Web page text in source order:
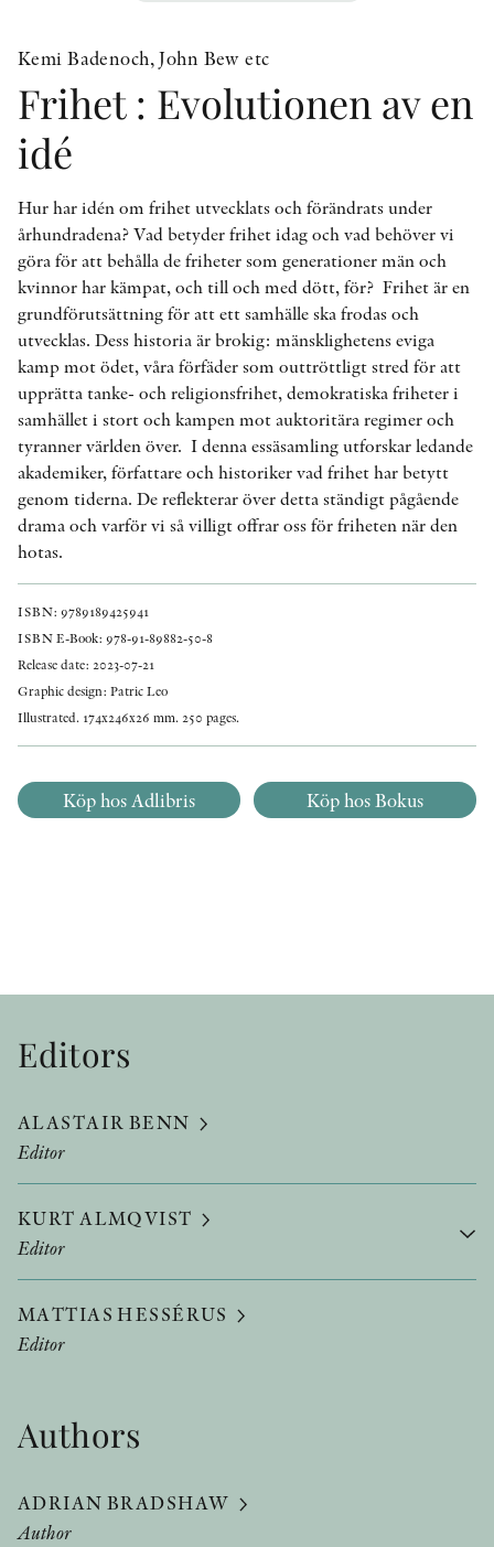
Kemi Badenoch, John Bew etc
Frihet : Evolutionen av en
idé
Hur har idén om frihet utvecklats och förändrats under
århundradena? Vad betyder frihet idag och vad behöver vi
göra för att behålla de friheter som generationer män och
kvinnor har kämpat, och till och med dött, för? Frihet är en
grundförutsättning för att ett samhälle ska frodas och
utvecklas. Dess historia är brokig: mänsklighetens eviga
kamp mot ödet, våra förfäder som outtröttligt stred för att
upprätta tanke- och religionsfrihet, demokratiska friheter i
samhället i stort och kampen mot auktoritära regimer och
tyranner världen över. I denna essäsamling utforskar ledande
akademiker, författare och historiker vad frihet har betytt
genom tiderna. De reflekterar över detta ständigt pågående
drama och varför vi så villigt offrar oss för friheten när den
hotas.
ISBN: 9789189425941
ISBN E-Book: 978-91-89882-50-8
Release date: 2023-07-21
Graphic design: Patric Leo
Illustrated. 174x246x26 mm. 250 pages.
Köp hos Adlibris Köp hos Bokus
Editors
ALASTAIR BENN
Editor
KURT ALMQVIST
Editor
MATTIAS HESSÉRUS
Editor
Authors
ADRIAN BRADSHAW
Author